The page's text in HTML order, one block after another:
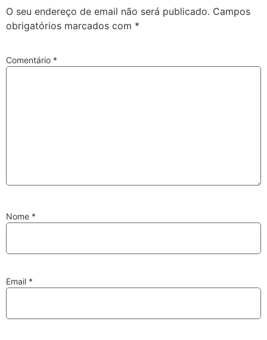
O seu endereço de email não será publicado. Campos
obrigatórios marcados com *
Comentário *
Nome *
Email *
Encontre o pneu correto para a sua
Válvulas TPMS